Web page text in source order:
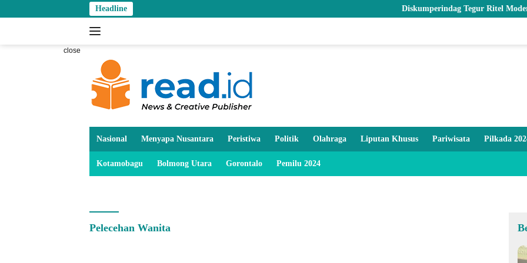
to
Headline Diskumperindag Tegur Ritel Modern dan
close
Nasional Menyapa Nusantara Peristiwa Politik Olahraga Liputan Khusus Pariwisata Pilkada
Kotamobagu Bolmong Utara Gorontalo Pemilu 2024
Pelecehan Wanita